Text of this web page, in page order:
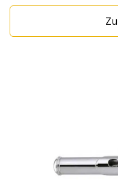
Miyazawa Altflöte
Korpus, Kopf und Fuß:
Mundlochplatte aus